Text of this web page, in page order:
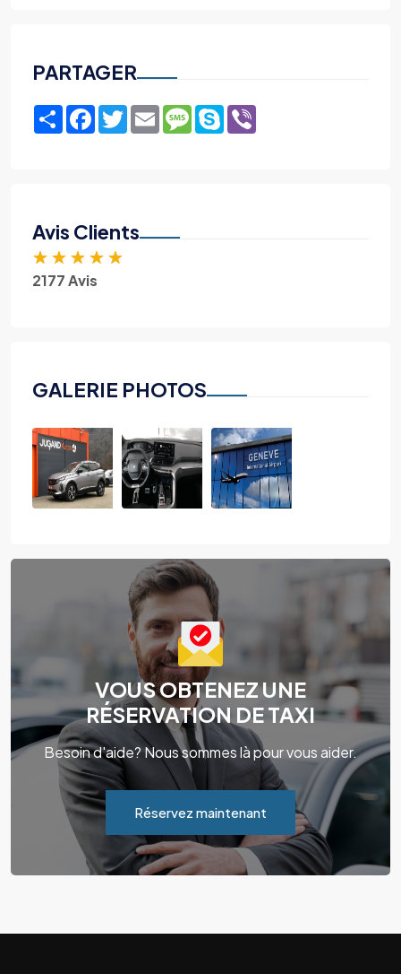
PARTAGER
ShareFacebook
TwitterEmailMessage
Skype
Avis Clients
★ ★ ★ ★ ★
2177 Avis
GALERIE PHOTOS
VOUS OBTENEZ UNE
RÉSERVATION DE TAXI
Besoin d'aide? Nous sommes là pour vous aider.
Réservez maintenant